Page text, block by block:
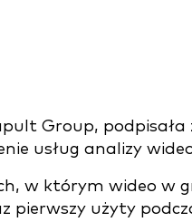
Group,
usług analizy
w którym wideo w
pierwszy użyty